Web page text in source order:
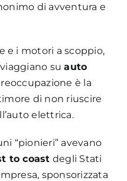
di avventura e
e i motori a scoppio,
suauto
è la
di non riuscire
elettrica.
“pionieri” avevano
to coast degli Stati
sponsorizzata